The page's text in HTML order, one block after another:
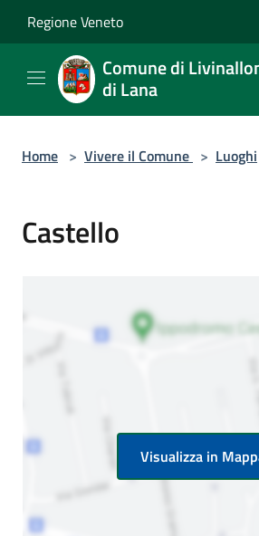
Regione Veneto
Comune di
di Lana
Home > Vivere il Comune > Luoghi
Castello
Visualizza in